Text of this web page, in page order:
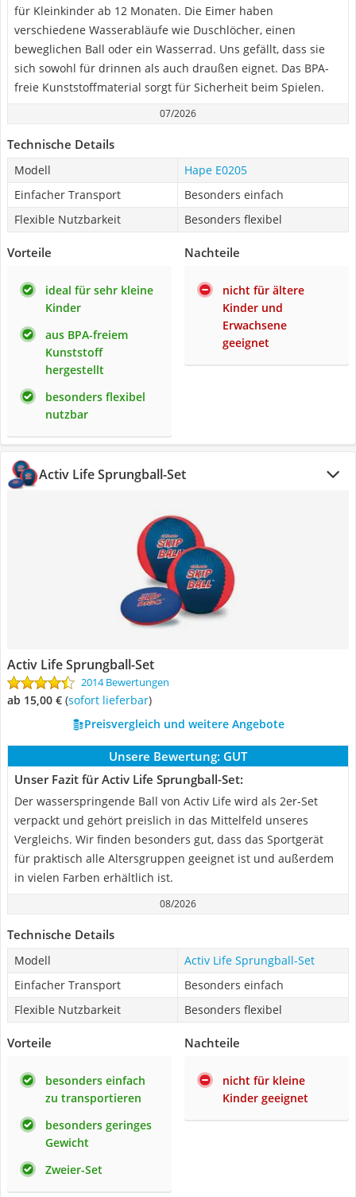
für Kleinkinder ab 12 Monaten. Die Eimer haben
verschiedene Wasserabläufe wie Duschlöcher, einen
beweglichen Ball oder ein Wasserrad. Uns gefällt, dass sie
sich sowohl für drinnen als auch draußen eignet. Das BPA-
freie Kunststoffmaterial sorgt für Sicherheit beim Spielen.
07/2026
Technische Details
Modell
Hape E0205
Einfacher Transport
Besonders einfach
Flexible Nutzbarkeit
Besonders flexibel
Vorteile
ideal für sehr kleine
Kinder
aus BPA-freiem
Kunststoff
hergestellt
besonders flexibel
nutzbar
Nachteile
nicht für ältere
Kinder und
Erwachsene
geeignet
Activ Life Sprungball-Set
Activ Life Sprungball-Set
2014 Bewertungen
ab 15,00 € ( Sofort lieferbar)
Preisvergleich und weitere Angebote
Unsere Bewertung: GUT
Unser Fazit für Activ Life Sprungball-Set:
Der wasserspringende Ball von Activ Life wird als 2er-Set
verpackt und gehört preislich in das Mittelfeld unseres
Vergleichs. Wir finden besonders gut, dass das Sportgerät
für praktisch alle Altersgruppen geeignet ist und außerdem
in vielen Farben erhältlich ist.
08/2026
Technische Details
Modell
Activ Life Sprungball-Set
Einfacher Transport
Besonders einfach
Flexible Nutzbarkeit
Besonders flexibel
Vorteile
besonders einfach
zu transportieren
besonders geringes
Gewicht
Zweier-Set
Nachteile
nicht für kleine
Kinder geeignet